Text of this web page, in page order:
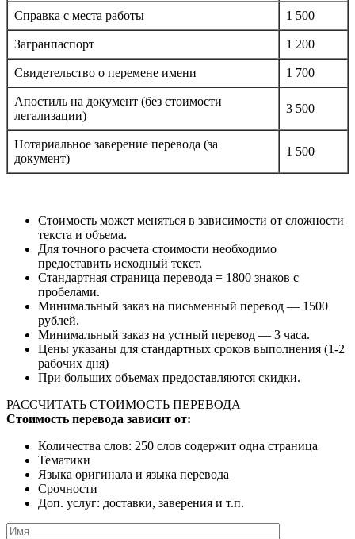
Справка с места работы 1 500
Загранпаспорт 1 200
Свидетельство о перемене имени 1 700
Апостиль на документ (без стоимости
легализации)
3 500
Нотариальное заверение перевода (за
документ)
1 500
Стоимость может меняться в зависимости от сложности
текста и объема.
Для точного расчета стоимости необходимо
предоставить исходный текст.
Стандартная страница перевода = 1800 знаков с
пробелами.
Минимальный заказ на письменный перевод — 1500
рублей.
Минимальный заказ на устный перевод — 3 часа.
Цены указаны для стандартных сроков выполнения (1-2
рабочих дня)
При больших объемах предоставляются скидки.
РАССЧИТАТЬ СТОИМОСТЬ ПЕРЕВОДА
Стоимость перевода зависит от:
Количества слов: 250 слов содержит одна страница
Тематики
Языка оригинала и языка перевода
Срочности
Доп. услуг: доставки, заверения и т.п.